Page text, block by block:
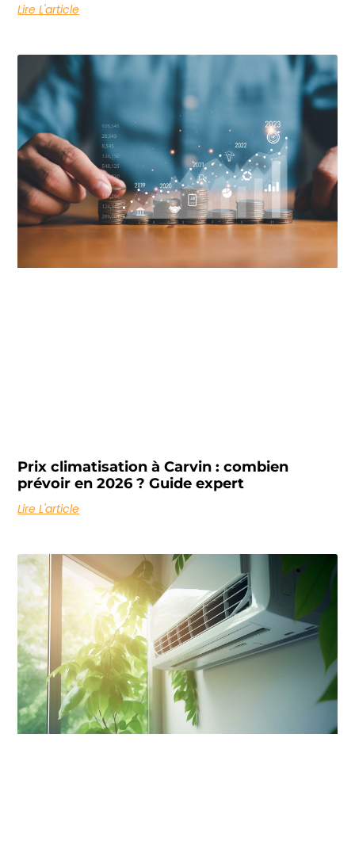
Lire L'article
Prix climatisation à Carvin : combien
prévoir en 2026 ? Guide expert
Lire L'article